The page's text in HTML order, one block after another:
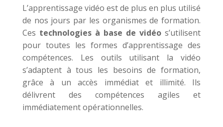
L’apprentissage vidéo est de plus en plus utilisé
de nos jours par les organismes de formation.
Ces technologies à base de vidéo s’utilisent
pour toutes les formes d’apprentissage des
compétences. Les outils utilisant la vidéo
s’adaptent à tous les besoins de formation,
grâce à un accès immédiat et illimité. Ils
délivrent des compétences agiles et
immédiatement opérationnelles.